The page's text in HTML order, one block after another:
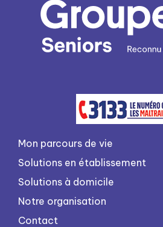
Mon parcours de vie
Solutions en établissement
Solutions à domicile
Notre organisation
Contact